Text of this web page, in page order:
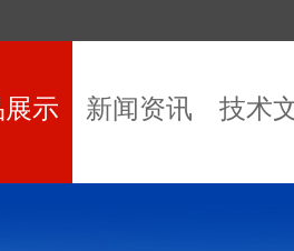
示 新闻资讯 技术